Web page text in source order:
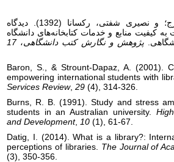
حریری، نجلا؛ مرادی، ایرج؛ و نصیری شفتی، رکسانا (1392). دیدگاه
به کیفیت منابع و خدمات کتابخانه‌های دانشگاه
پژوهش و نگارش کتب دانشگاهی،17
Baron, S., & Strount-Dapaz, A. (2001).
empowering international students with
Services Review, 29 (4), 314-326.
Burns, R. B. (1991). Study and stress
students in an Australian university.
and Development, 10 (1), 61-67.
Datig, I. (2014). What is a library?:
perceptions of libraries. The Journal of
(3), 350-356.